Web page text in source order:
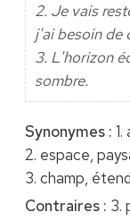
2. Je vais
j'ai besoin de
3. L'horizon
sombre.
Synonymes :
2. espace,
3. champ,
Contraires : 3.